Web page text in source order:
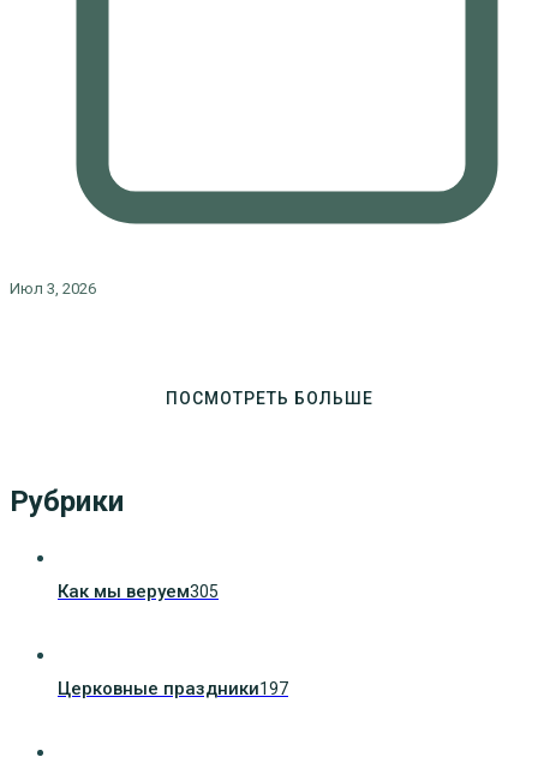
Июл 3, 2026
ПОСМОТРЕТЬ БОЛЬШЕ
Рубрики
Как мы веруем305
Церковные праздники197